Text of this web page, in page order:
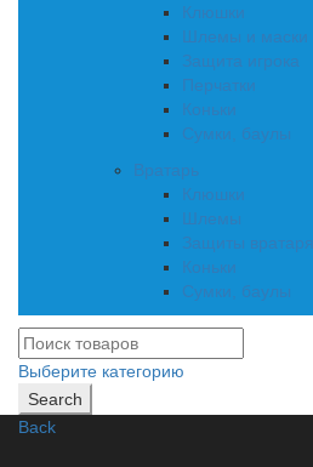
Клюшки
Шлемы и маски
Защита игрока
Перчатки
Коньки
Сумки, баулы
Вратарь
Клюшки
Шлемы
Защиты вратаря
Коньки
Сумки, баулы
Выберите категорию
Search
Back